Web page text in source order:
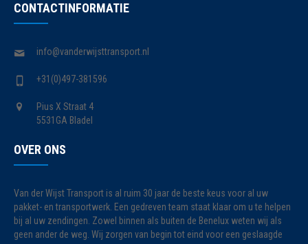
CONTACTINFORMATIE
info@vanderwijsttransport.nl
+31(0)497-381596
Pius X Straat 4
5531GA Bladel
OVER ONS
Van der Wijst Transport is al ruim 30 jaar de beste keus voor al uw
pakket- en transportwerk. Een gedreven team staat klaar om u te helpen
bij al uw zendingen. Zowel binnen als buiten de Benelux weten wij als
geen ander de weg. Wij zorgen van begin tot eind voor een geslaagde